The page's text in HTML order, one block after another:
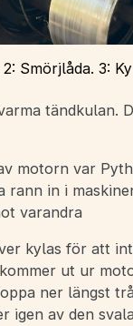
Smörjlåda. 3:
tändkulan.
motorn var
rann in i
varandra
kylas för att
ut ur
ner längst
igen av den